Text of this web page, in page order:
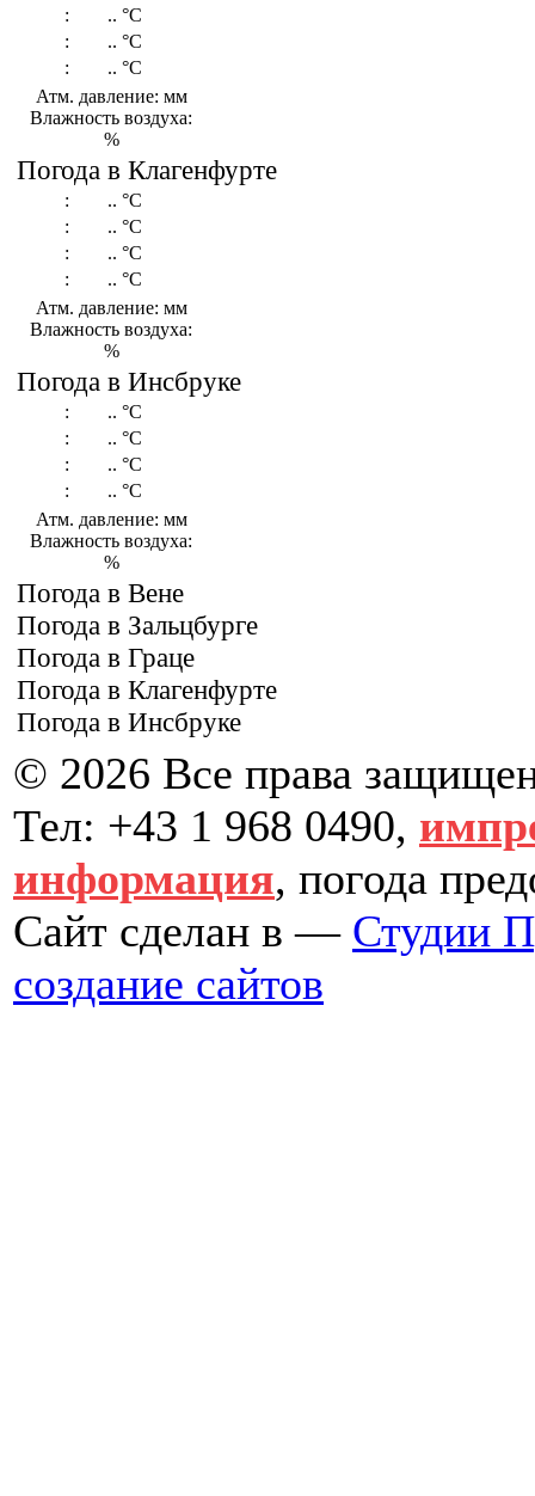
:
.. °C
:
.. °C
:
.. °C
Атм. давление: мм
Влажность воздуха:
%
Погода в Клагенфурте
: .. °C
:
.. °C
:
.. °C
:
.. °C
Атм. давление: мм
Влажность воздуха:
%
Погода в Инсбруке
: .. °C
:
.. °C
:
.. °C
:
.. °C
Атм. давление: мм
Влажность воздуха:
%
Погода в Вене
Погода в Зальцбурге
Погода в Граце
Погода в Клагенфурте
Погода в Инсбруке
© 2026 Все права
Тел: +43 1 968 0490,
информация, погода
Сайт сделан в — Студии
создание сайтов